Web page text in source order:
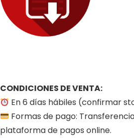
CONDICIONES DE VENTA:
En 6 días hábiles (confirmar
Formas de pago:
plataforma de pagos online.